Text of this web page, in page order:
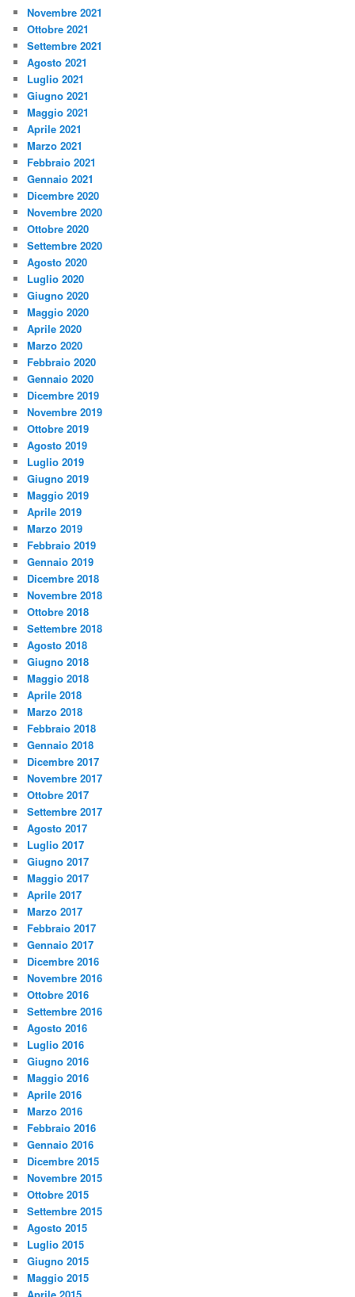
Novembre 2021
Ottobre 2021
Settembre 2021
Agosto 2021
Luglio 2021
Giugno 2021
Maggio 2021
Aprile 2021
Marzo 2021
Febbraio 2021
Gennaio 2021
Dicembre 2020
Novembre 2020
Ottobre 2020
Settembre 2020
Agosto 2020
Luglio 2020
Giugno 2020
Maggio 2020
Aprile 2020
Marzo 2020
Febbraio 2020
Gennaio 2020
Dicembre 2019
Novembre 2019
Ottobre 2019
Agosto 2019
Luglio 2019
Giugno 2019
Maggio 2019
Aprile 2019
Marzo 2019
Febbraio 2019
Gennaio 2019
Dicembre 2018
Novembre 2018
Ottobre 2018
Settembre 2018
Agosto 2018
Giugno 2018
Maggio 2018
Aprile 2018
Marzo 2018
Febbraio 2018
Gennaio 2018
Dicembre 2017
Novembre 2017
Ottobre 2017
Settembre 2017
Agosto 2017
Luglio 2017
Giugno 2017
Maggio 2017
Aprile 2017
Marzo 2017
Febbraio 2017
Gennaio 2017
Dicembre 2016
Novembre 2016
Ottobre 2016
Settembre 2016
Agosto 2016
Luglio 2016
Giugno 2016
Maggio 2016
Aprile 2016
Marzo 2016
Febbraio 2016
Gennaio 2016
Dicembre 2015
Novembre 2015
Ottobre 2015
Settembre 2015
Agosto 2015
Luglio 2015
Giugno 2015
Maggio 2015
Aprile 2015